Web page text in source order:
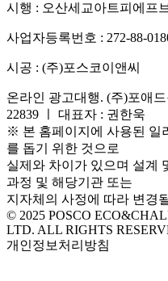
시행 : 오산세교아트피에프
사업자등록번호 : 272-88-
시공 : (주)포스코이앤씨
온라인 광고대행. (주)포애
22839 ㅣ 대표자 : 권한욱
※ 본 홈페이지에 사용된 일
를 돕기 위한 것으로
실제와 차이가 있으며 설계
과정 및 해당기관 또는
지자체의 사정에 따라 변경
© 2025 POSCO
LTD. ALL RIGHTS
개인정보처리방침